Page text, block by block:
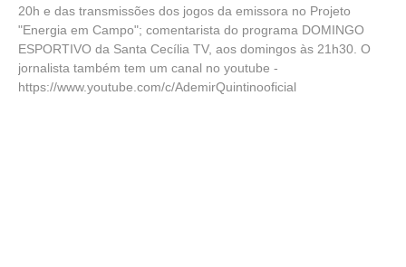
20h e das transmissões dos jogos da emissora no Projeto
"Energia em Campo"; comentarista do programa DOMINGO
ESPORTIVO da Santa Cecília TV, aos domingos às 21h30. O
jornalista também tem um canal no youtube -
https://www.youtube.com/c/AdemirQuintinooficial